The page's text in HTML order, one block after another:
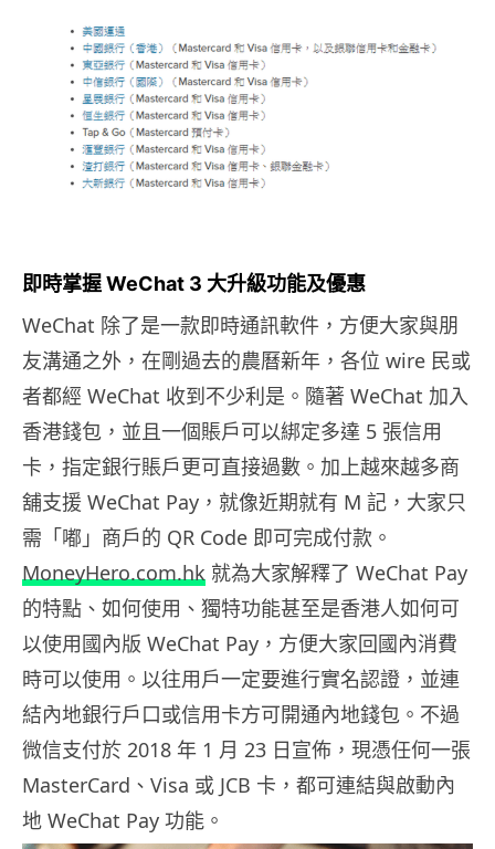
即時掌握 WeChat 3 大升級功能及優惠
WeChat 除了是一款即時通訊軟件，方便大家與朋
友溝通之外，在剛過去的農曆新年，各位 wire 民或
者都經 WeChat 收到不少利是。隨著 WeChat 加入
香港錢包，並且一個賬戶可以綁定多達 5 張信用
卡，指定銀行賬戶更可直接過數。加上越來越多商
舖支援 WeChat Pay，就像近期就有 M 記，大家只
需「嘟」商戶的 QR Code 即可完成付款。
MoneyHero.com.hk 就為大家解釋了 WeChat Pay
的特點、如何使用、獨特功能甚至是香港人如何可
以使用國內版 WeChat Pay，方便大家回國內消費
時可以使用。以往用戶一定要進行實名認證，並連
結內地銀行戶口或信用卡方可開通內地錢包。不過
微信支付於 2018 年 1 月 23 日宣佈，現憑任何一張
MasterCard、Visa 或 JCB 卡，都可連結與啟動內
地 WeChat Pay 功能。